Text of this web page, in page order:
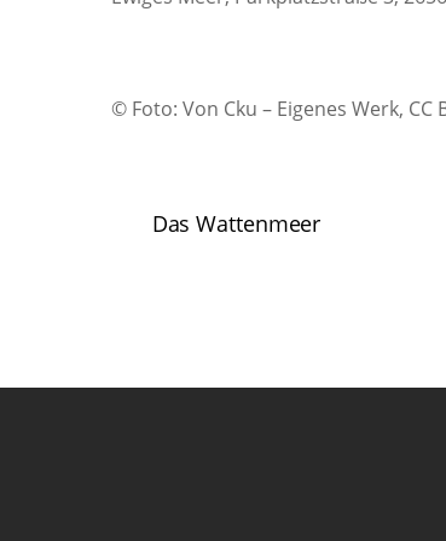
© Foto: Von Cku – Eigenes Werk,
Das Wattenmeer